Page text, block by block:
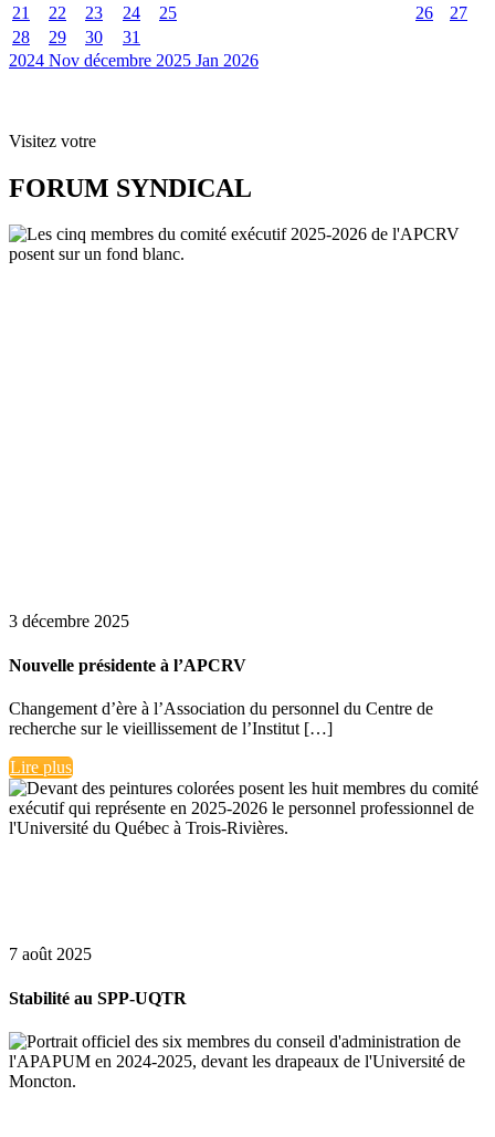
21
22 23 24 25 26
27
28
29 30
31
2024 Nov décembre 2025 Jan 2026
Visitez votre
FORUM SYNDICAL
3 décembre 2025
Nouvelle présidente à l’APCRV
Changement d’ère à l’Association du personnel du Centre de
recherche sur le vieillissement de l’Institut […]
Lire plus
7 août 2025
Stabilité au SPP-UQTR